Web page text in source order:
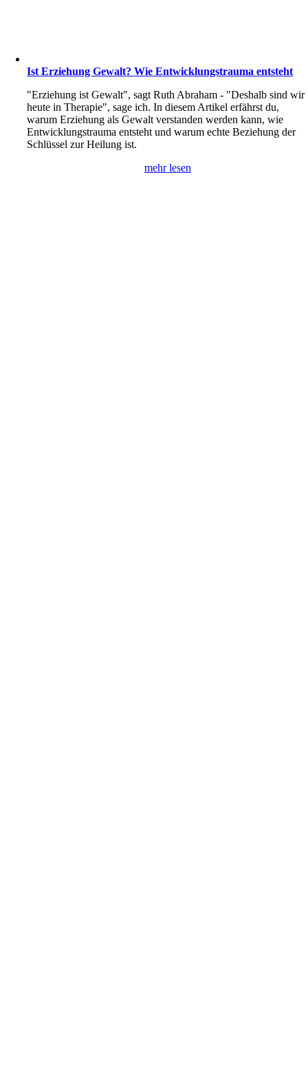
Ist Erziehung Gewalt? Wie Entwicklungstrauma entsteht
"Erziehung ist Gewalt", sagt Ruth Abraham - "Deshalb sind wir
heute in Therapie", sage ich. In diesem Artikel erfährst du,
warum Erziehung als Gewalt verstanden werden kann, wie
Entwicklungstrauma entsteht und warum echte Beziehung der
Schlüssel zur Heilung ist.
mehr lesen